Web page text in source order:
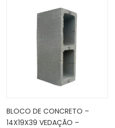
BLOCO DE CONCRETO –
14X19X39 VEDAÇÃO –